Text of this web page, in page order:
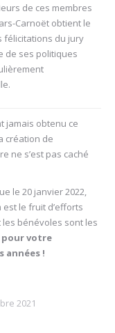
de ces membres
Carnoët obtient le
félicitations du jury
de ses politiques
jamais obtenu ce
création de
ne s’est pas caché
le 20 janvier 2022,
est le fruit d’efforts
bénévoles sont les
votre
années !
2021